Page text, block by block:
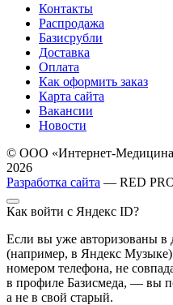
Контакты
Распродажа
Базисрубли
Доставка
Оплата
Как оформить заказ
Карта сайта
Вакансии
Новости
© ООО «Интернет-
2026
Разработка сайта — RED
Как войти с Яндекс ID?
Если вы уже авторизованы в
(например, в Яндекс
номером телефона, не
в профиле Базисмеда, — вы
а не в свой старый.